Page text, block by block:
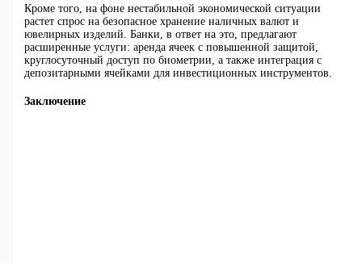
Кроме того, на фоне нестабильной экономической ситуации
растет спрос на безопасное хранение наличных валют и
ювелирных изделий. Банки, в ответ на это, предлагают
расширенные услуги: аренда ячеек с повышенной защитой,
круглосуточный доступ по биометрии, а также интеграция с
депозитарными ячейками для инвестиционных инструментов.
Заключение